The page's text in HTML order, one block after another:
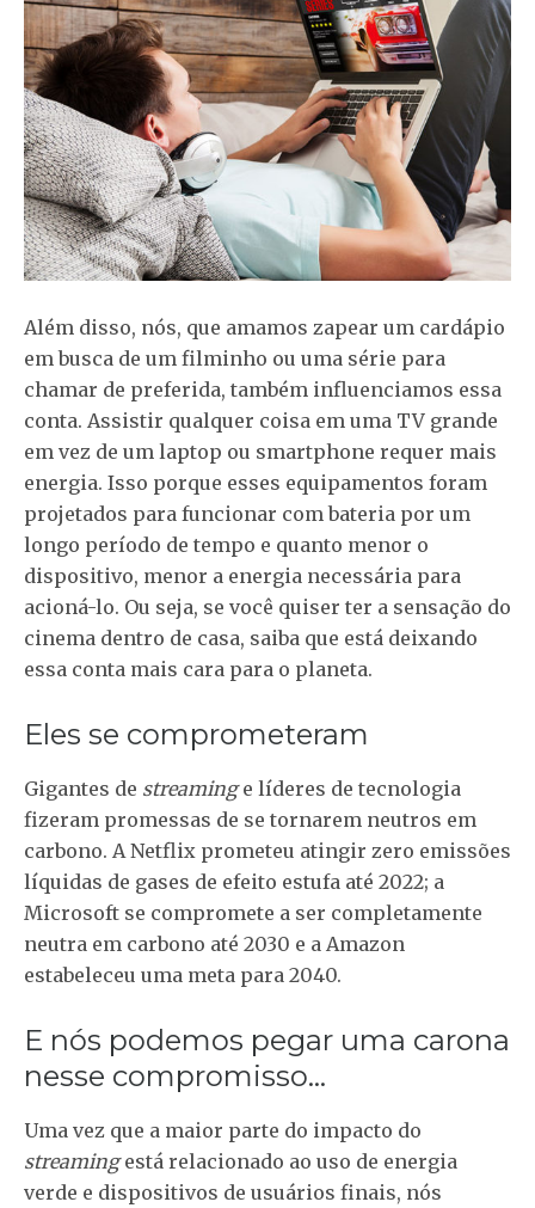
Além disso, nós, que amamos zapear um cardápio
em busca de um filminho ou uma série para
chamar de preferida, também influenciamos essa
conta. Assistir qualquer coisa em uma TV grande
em vez de um laptop ou smartphone requer mais
energia. Isso porque esses equipamentos foram
projetados para funcionar com bateria por um
longo período de tempo e quanto menor o
dispositivo, menor a energia necessária para
acioná-lo. Ou seja, se você quiser ter a sensação do
cinema dentro de casa, saiba que está deixando
essa conta mais cara para o planeta.
Eles se comprometeram
Gigantes de streaminge líderes de tecnologia
fizeram promessas de se tornarem neutros em
carbono. A Netflix prometeu atingir zero emissões
líquidas de gases de efeito estufa até 2022; a
Microsoft se compromete a ser completamente
neutra em carbono até 2030 e a Amazon
estabeleceu uma meta para 2040.
E nós podemos pegar uma carona
nesse compromisso…
Uma vez que a maior parte do impacto do
streamingestá relacionado ao uso de energia
verde e dispositivos de usuários finais, nós